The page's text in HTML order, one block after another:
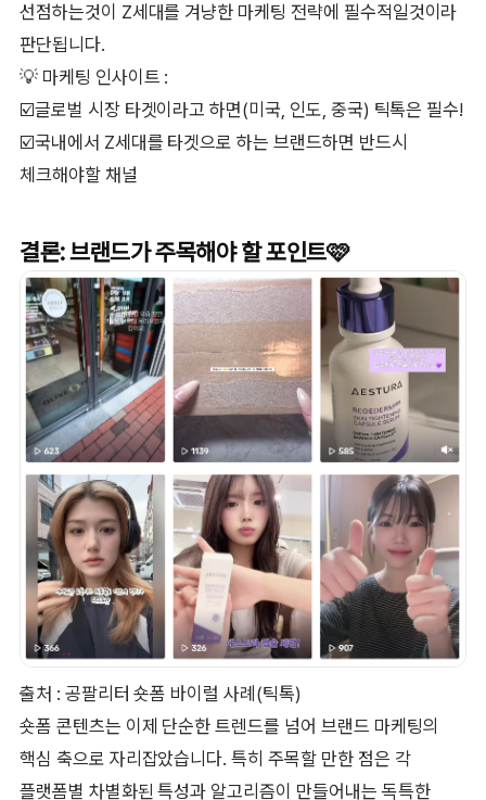
선점하는것이 Z세대를 겨냥한 마케팅 전략에 필수적일것이라
판단됩니다.
💡 마케팅 인사이트 :
☑️글로벌 시장 타겟이라고 하면(미국, 인도, 중국) 틱톡은 필수!
☑️국내에서 Z세대를 타겟으로 하는 브랜드하면 반드시
체크해야할 채널
결론: 브랜드가 주목해야 할 포인트🩷
출처 : 공팔리터 숏폼 바이럴 사례(틱톡)
숏폼 콘텐츠는 이제 단순한 트렌드를 넘어 브랜드 마케팅의
핵심 축으로 자리잡았습니다. 특히 주목할 만한 점은 각
플랫폼별 차별화된 특성과 알고리즘이 만들어내는 독특한